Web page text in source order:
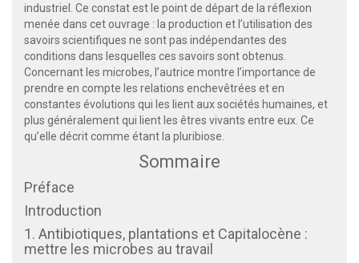
industriel. Ce constat est le point de départ de la réflexion
menée dans cet ouvrage : la production et l’utilisation des
savoirs scientifiques ne sont pas indépendantes des
conditions dans lesquelles ces savoirs sont obtenus.
Concernant les microbes, l’autrice montre l’importance de
prendre en compte les relations enchevêtrées et en
constantes évolutions qui les lient aux sociétés humaines, et
plus généralement qui lient les êtres vivants entre eux. Ce
qu’elle décrit comme étant la pluribiose.
Sommaire
Préface
Introduction
1. Antibiotiques, plantations et Capitalocène :
mettre les microbes au travail